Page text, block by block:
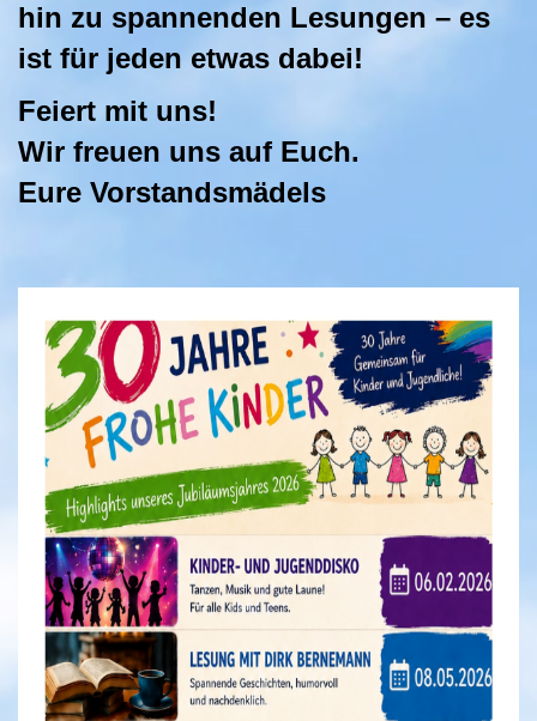
hin zu spannenden Lesungen – es
ist für jeden etwas dabei!
Feiert mit uns!
Wir freuen uns auf Euch.
Eure Vorstandsmädels